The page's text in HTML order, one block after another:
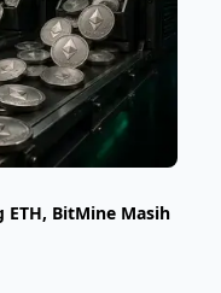
ETH, BitMine Masih